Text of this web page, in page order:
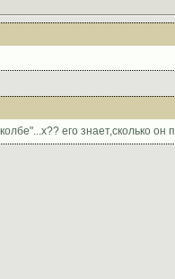
его знает,сколько